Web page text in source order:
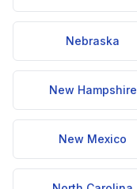
Nebraska
New Hampshire
New Mexico